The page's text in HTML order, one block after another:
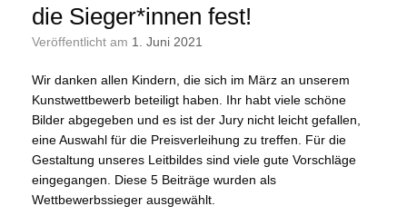
die Sieger*innen fest!
Veröffentlicht am 1. Juni 2021
Wir danken allen Kindern, die sich im März an unserem
Kunstwettbewerb beteiligt haben. Ihr habt viele schöne
Bilder abgegeben und es ist der Jury nicht leicht gefallen,
eine Auswahl für die Preisverleihung zu treffen. Für die
Gestaltung unseres Leitbildes sind viele gute Vorschläge
eingegangen. Diese 5 Beiträge wurden als
Wettbewerbssieger ausgewählt.